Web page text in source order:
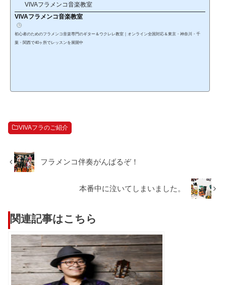
VIVAフラメンコ音楽教室
VIVAフラメンコ音楽教室
初心者のためのフラメンコ音楽専門のギター＆ウクレレ教室｜オンライン全国対応＆東京・神奈川・千
葉・関西で40ヶ所でレッスンを展開中
VIVAフラのご紹介
フラメンコ伴奏がんばるぞ！
本番中に泣いてしまいました。
関連記事はこちら